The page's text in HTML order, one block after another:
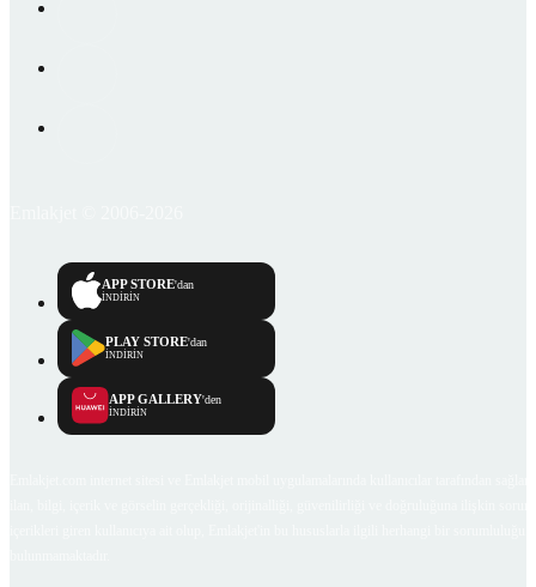
APP STORE'dan
İNDİRİN
PLAY STORE'dan
İNDİRİN
APP GALLERY'den
İNDİRİN